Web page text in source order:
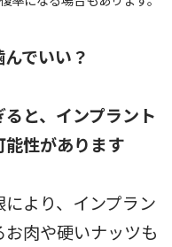
んでいい？
と、インプラント
性があります
より、インプラン
肉や硬いナッツも